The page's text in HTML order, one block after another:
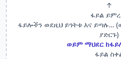
↑
ፋይል
ፋይሎችን ወደዚህ ይጎትቱ እና ይጣሉ…
ያድርጉ)
ወይም ማህደር
ፋይል